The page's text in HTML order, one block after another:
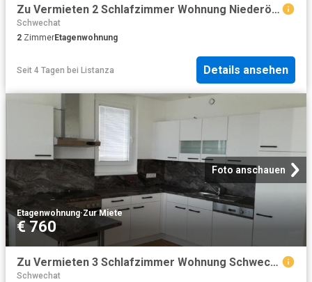
Zu Vermieten 2 Schlafzimmer Wohnung Niederösterreich Niederösterreich DS104712809
Schwechat
2 ZimmerEtagenwohnung
Seit 4 Tagen bei Listanza Details ansehen
Foto anschauen
Etagenwohnung·Zur Miete
€ 760
Zu Vermieten 3 Schlafzimmer Wohnung Schwechat AUT DS98453427
Schwechat